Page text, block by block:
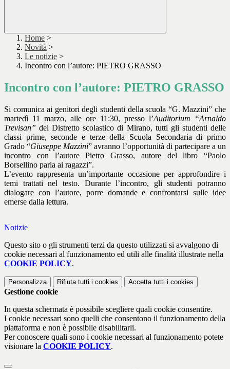
Home >
Novità >
Le notizie >
Incontro con l’autore: PIETRO GRASSO
Incontro con l’autore: PIETRO GRASSO
Si comunica ai genitori degli studenti della scuola “G. Mazzini” che
martedì 11 marzo, alle ore 11:30, presso l’Auditorium “Arnaldo
Trevisan” del Distretto scolastico di Mirano, tutti gli studenti delle
classi prime, seconde e terze della Scuola Secondaria di primo
Grado “Giuseppe Mazzini” avranno l’opportunità di partecipare a un
incontro con l’autore Pietro Grasso, autore del libro “Paolo
Borsellino parla ai ragazzi”.
L’evento rappresenta un’importante occasione per approfondire i
temi trattati nel testo. Durante l’incontro, gli studenti potranno
dialogare con l’autore, porre domande e confrontarsi sulle idee
emerse dalla lettura.
Notizie
Questo sito o gli strumenti terzi da questo utilizzati si avvalgono di
cookie necessari al funzionamento ed utili alle finalità illustrate nella
COOKIE POLICY.
Personalizza Rifiuta tutti i cookies Accetta tutti i cookies
Gestione cookie
In questa schermata è possibile scegliere quali cookie consentire.
I cookie necessari sono quelli che consentono il funzionamento della
piattaforma e non è possibile disabilitarli.
Per conoscere quali sono i cookie necessari al funzionamento potete
visionare la COOKIE POLICY.